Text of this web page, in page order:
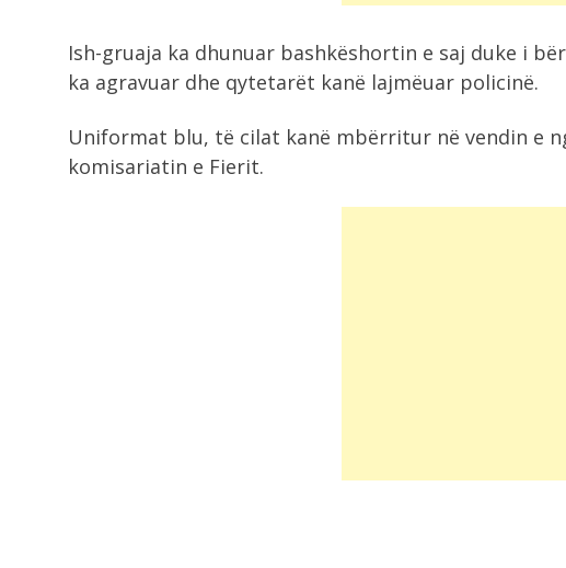
Ish-gruaja ka dhunuar bashkëshortin e saj duke i
ka agravuar dhe qytetarët kanë lajmëuar policinë.
Uniformat blu, të cilat kanë mbërritur në vendin e
komisariatin e Fierit.